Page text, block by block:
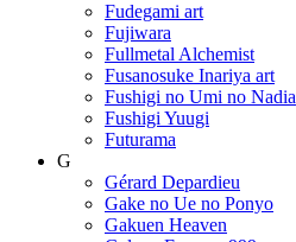
Fudegami art
Fujiwara
Fullmetal Alchemist
Fusanosuke Inariya art
Fushigi no Umi no Nadia
Fushigi Yuugi
Futurama
G
Gérard Depardieu
Gake no Ue no Ponyo
Gakuen Heaven